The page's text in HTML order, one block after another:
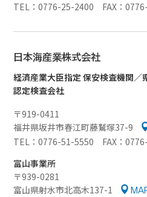
TEL：0776-25-2400 FAX：
日本海産業株式会社
経済産業大臣指定 保安検査機関／
認定検査会社
〒919-0411
福井県坂井市春江町藤鷲塚37-9
TEL：0776-51-5550 FAX：
富山事業所
〒939-0281
富山県射水市北高木137-1